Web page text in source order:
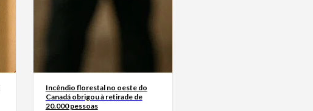
Incêndio florestal no oeste do
Canadá obrigou à retirade de
20.000 pessoas